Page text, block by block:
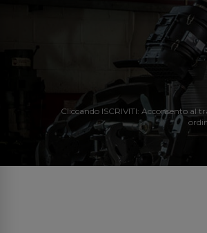
Cliccando ISCRIVITI: Acconsento